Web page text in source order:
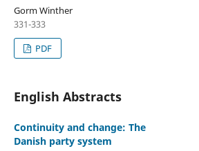
Gorm Winther
331-333
PDF
English Abstracts
Continuity and change: The
Danish party system